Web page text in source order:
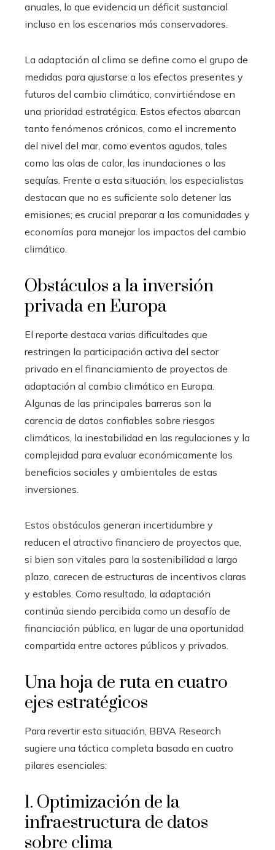
anuales, lo que evidencia un déficit sustancial
incluso en los escenarios más conservadores.
La adaptación al clima se define como el grupo de
medidas para ajustarse a los efectos presentes y
futuros del cambio climático, convirtiéndose en
una prioridad estratégica. Estos efectos abarcan
tanto fenómenos crónicos, como el incremento
del nivel del mar, como eventos agudos, tales
como las olas de calor, las inundaciones o las
sequías. Frente a esta situación, los especialistas
destacan que no es suficiente solo detener las
emisiones; es crucial preparar a las comunidades y
economías para manejar los impactos del cambio
climático.
Obstáculos a la inversión
privada en Europa
El reporte destaca varias dificultades que
restringen la participación activa del sector
privado en el financiamiento de proyectos de
adaptación al cambio climático en Europa.
Algunas de las principales barreras son la
carencia de datos confiables sobre riesgos
climáticos, la inestabilidad en las regulaciones y la
complejidad para evaluar económicamente los
beneficios sociales y ambientales de estas
inversiones.
Estos obstáculos generan incertidumbre y
reducen el atractivo financiero de proyectos que,
si bien son vitales para la sostenibilidad a largo
plazo, carecen de estructuras de incentivos claras
y estables. Como resultado, la adaptación
continúa siendo percibida como un desafío de
financiación pública, en lugar de una oportunidad
compartida entre actores públicos y privados.
Una hoja de ruta en cuatro
ejes estratégicos
Para revertir esta situación, BBVA Research
sugiere una táctica completa basada en cuatro
pilares esenciales:
1. Optimización de la
infraestructura de datos
sobre clima